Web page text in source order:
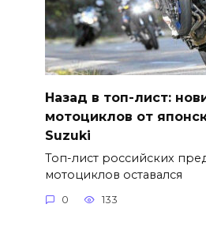
Назад в топ-лист:
мотоциклов от
Suzuki
Топ-лист российских
мотоциклов оставался
0 133